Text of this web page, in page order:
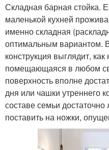
Складная барная стойка.
маленькой кухней
именно складная
оптимальным вариантом.
конструкция выглядит,
помещающаяся в любом
поверхность вполне
дня или чашки утреннего
составе семьи
поставить на ножки,